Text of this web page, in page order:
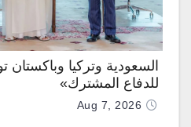
السعودية وتركيا وباكستان
للدفاع المشترك»
Aug 7, 2026